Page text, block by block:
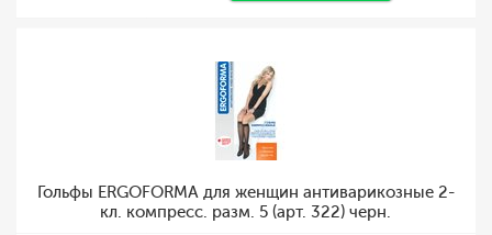
Гольфы ERGOFORMA для женщин антиварикозные 2-
кл. компресс. разм. 5 (арт. 322) черн.